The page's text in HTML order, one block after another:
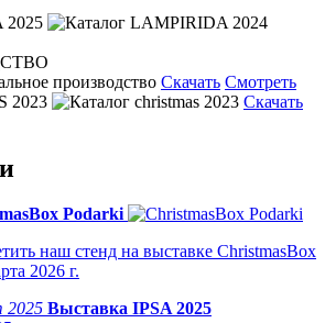
2025
Скачать Смотреть
2023
Скачать
Podarki
наш стенд на выставке ChristmasBox
2026 г.
2025 Выставка IPSA 2025